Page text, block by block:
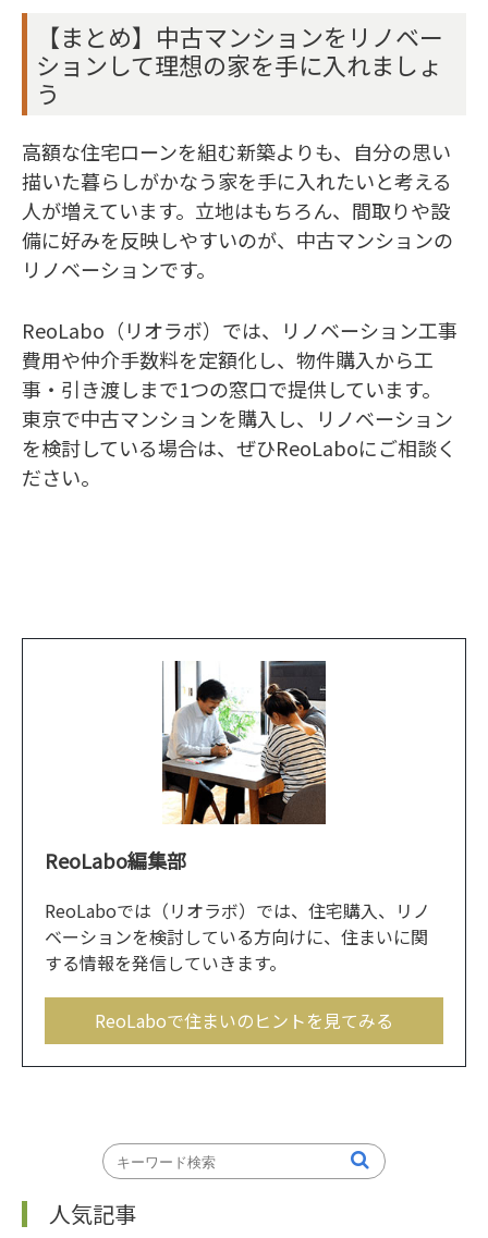
【まとめ】中古マンションをリノベー
ションして理想の家を手に入れましょ
う
高額な住宅ローンを組む新築よりも、自分の思い
描いた暮らしがかなう家を手に入れたいと考える
人が増えています。立地はもちろん、間取りや設
備に好みを反映しやすいのが、中古マンションの
リノベーションです。
ReoLabo（リオラボ）では、リノベーション工事
費用や仲介手数料を定額化し、物件購入から工
事・引き渡しまで1つの窓口で提供しています。
東京で中古マンションを購入し、リノベーション
を検討している場合は、ぜひReoLaboにご相談く
ださい。
ReoLabo編集部
ReoLaboでは（リオラボ）では、住宅購入、リノ
ベーションを検討している方向けに、住まいに関
する情報を発信していきます。
ReoLaboで住まいのヒントを見てみる
人気記事